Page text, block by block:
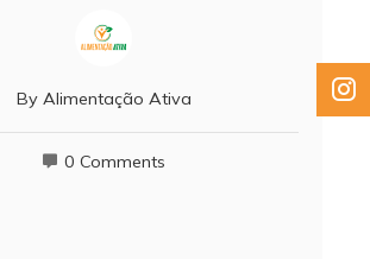
By Alimentação Ativa
0 Comments